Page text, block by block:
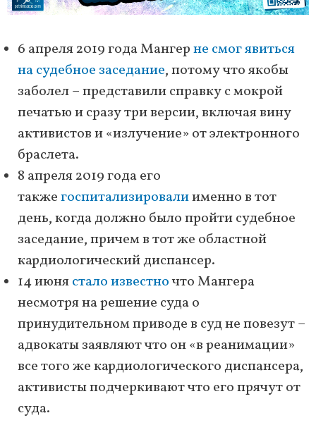
6 апреля 2019 года Мангерне смог явиться
на судебное заседание, потому что якобы
заболел – представили справку с мокрой
печатью и сразу три версии, включая вину
активистов и «излучение» от электронного
браслета.
8 апреля 2019 года его
такжегоспитализировалиименно в тот
день, когда должно было пройти судебное
заседание, причем в тот же областной
кардиологический диспансер.
14 июнястало известночто Мангера
несмотря на решение суда о
принудительном приводе в суд не повезут –
адвокаты заявляют что он «в реанимации»
все того же кардиологического диспансера,
активисты подчеркивают что его прячут от
суда.